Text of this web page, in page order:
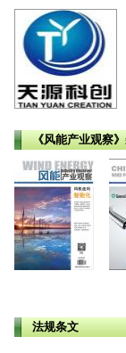
《风能产业观察
法规条文